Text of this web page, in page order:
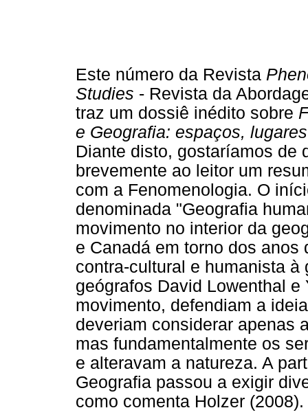
Este número da Revista
Studies - Revista da
traz um dossiê inédito sobre
e Geografia: espaços,
Diante disto, gostaríamos de
brevemente ao leitor um
com a Fenomenologia. O
denominada "Geografia
movimento no interior da
e Canadá em torno dos
contra-cultural e humanista
geógrafos David Lowenthal e
movimento, defendiam a
deveriam considerar apenas
mas fundamentalmente os
e alteravam a natureza. A
Geografia passou a exigir
como comenta Holzer (2008).